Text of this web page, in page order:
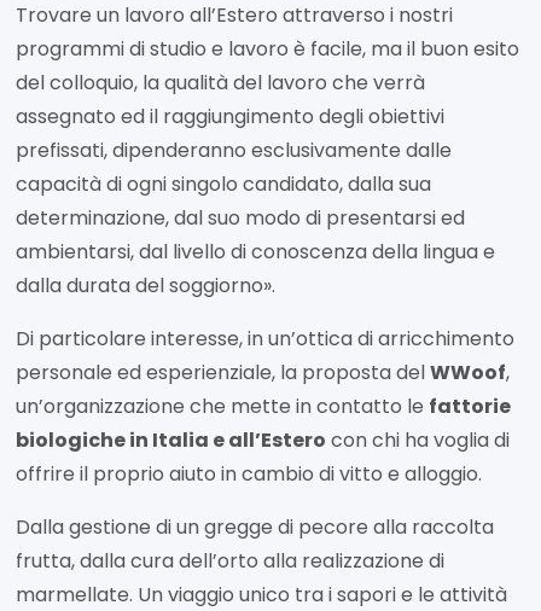
Trovare un lavoro all’Estero attraverso i nostri
programmi di studio e lavoro è facile, ma il buon esito
del colloquio, la qualità del lavoro che verrà
assegnato ed il raggiungimento degli obiettivi
prefissati, dipenderanno esclusivamente dalle
capacità di ogni singolo candidato, dalla sua
determinazione, dal suo modo di presentarsi ed
ambientarsi, dal livello di conoscenza della lingua e
dalla durata del soggiorno».
Di particolare interesse, in un’ottica di arricchimento
personale ed esperienziale, la proposta delWWoof,
un’organizzazione che mette in contatto le fattorie
biologiche in Italia e all’Estero con chi ha voglia di
offrire il proprio aiuto in cambio di vitto e alloggio.
Dalla gestione di un gregge di pecore alla raccolta
frutta, dalla cura dell’orto alla realizzazione di
marmellate. Un viaggio unico tra i sapori e le attività